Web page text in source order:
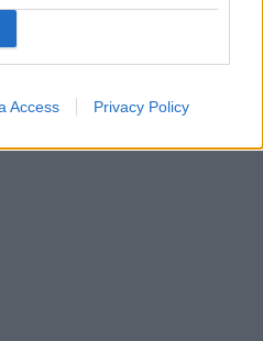
Access Privacy Policy